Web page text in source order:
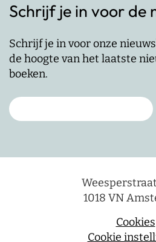
Schrijf je in voor de
Schrijf je in voor onze
de hoogte van het laatste
boeken.
1018 VN
Cookies
Cookie